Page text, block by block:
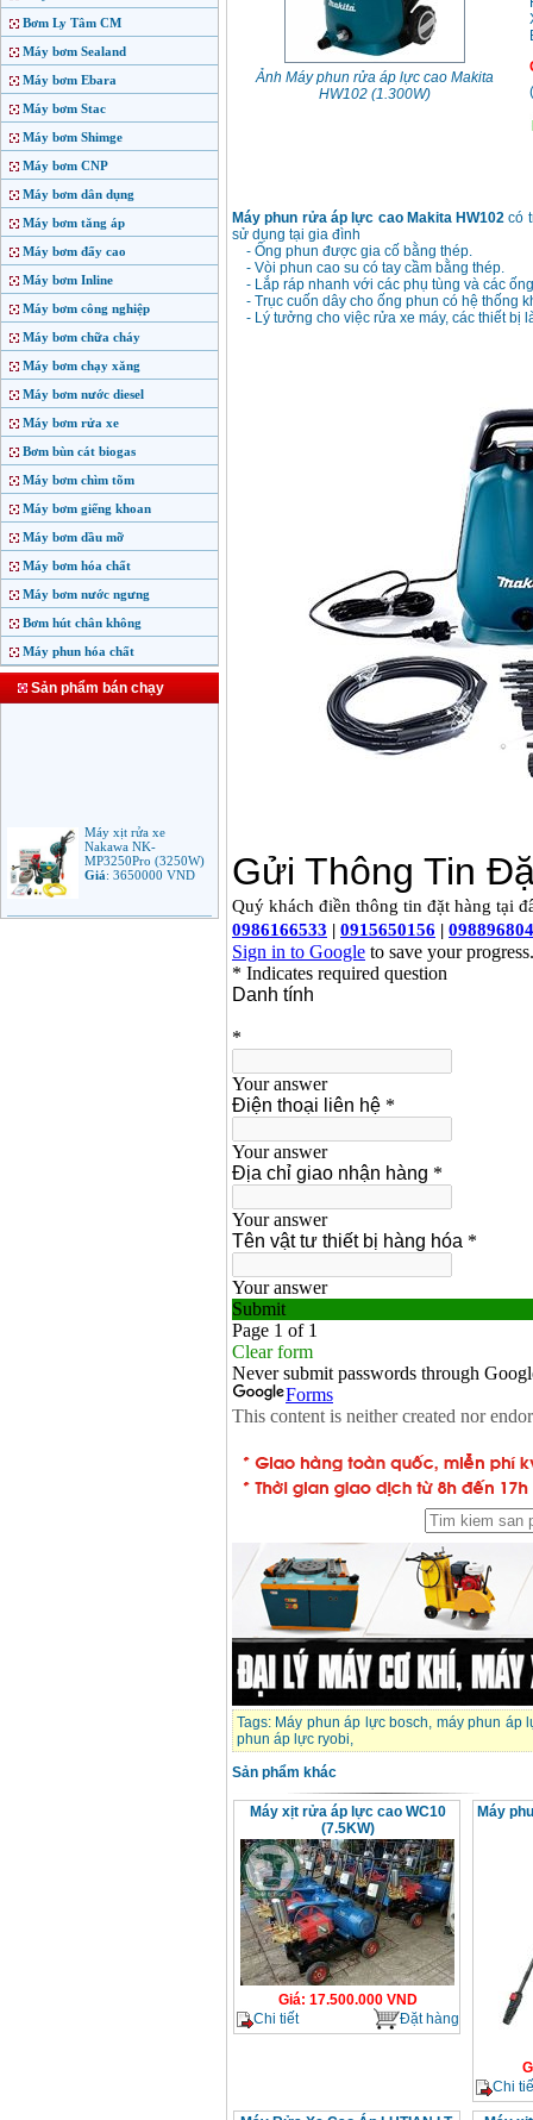
Bơm Ly Tâm CM
Máy bơm Sealand
Máy bơm Ebara
Máy bơm Stac
Máy bơm Shimge
Máy bơm CNP
Máy bơm dân dụng
Máy bơm tăng áp
Máy bơm đẩy cao
Máy bơm Inline
Máy bơm công nghiệp
Máy bơm chữa cháy
Máy bơm chạy xăng
Máy bơm nước diesel
Máy bơm rửa xe
Bơm bùn cát biogas
Máy bơm chìm tõm
Máy bơm giếng khoan
Máy bơm dầu mỡ
Máy bơm hóa chất
Máy bơm nước ngưng
Bơm hút chân không
Máy phun hóa chất
Sản phẩm bán chạy
Nakawa NK-
MP3250Pro (3250W)
Giá:3650000VND
Máy phun rửa áp lực
Ảnh Máy phun rửa áp lực cao Makita
HW102 (1.300W)
(
Máy phun rửa áp lực cao Makita HW102 có
sử dụng tại gia đình
- Ống phun được gia cố bằng thép.
- Vòi phun cao su có tay cầm bằng thép.
- Lắp ráp nhanh với các phụ tùng và các
- Trục cuốn dây cho ống phun có hệ thống
- Lý tưởng cho việc rửa xe máy, các thiết bị
Tags: Máy phun áp lực bosch, máy phun áp
phun áp lực ryobi,
Sản phẩm khác
Máy xịt rửa áp lực cao WC10
(7.5KW)
Giá: 17.500.000 VND
Chi tiết
Đặt hàng
Máy
Chi